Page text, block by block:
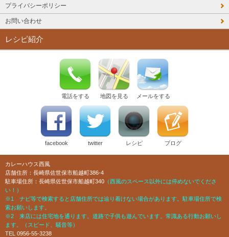
プライバシーポリシー
お問い合わせ
レシピ紹介
電話をする 地図を見る メールをする
facebook twitter レシピ ブログ
カレーハウス西風
店舗住所：長崎県佐世保市船越町386-4
駐車場住所：長崎県佐世保市船越町340 （西風のスペース以外には停めないでくださ
い！）
※1 ナビ等で検索すると店舗住所では辿り着けない場合があります。駐車場住所で検
索お願いします。
※2 来店には住宅地を通ります。道路で子供も遊んでいます。常識ある行動お願いし
ます。（スピード、騒音等）
TEL 0956-55-3238